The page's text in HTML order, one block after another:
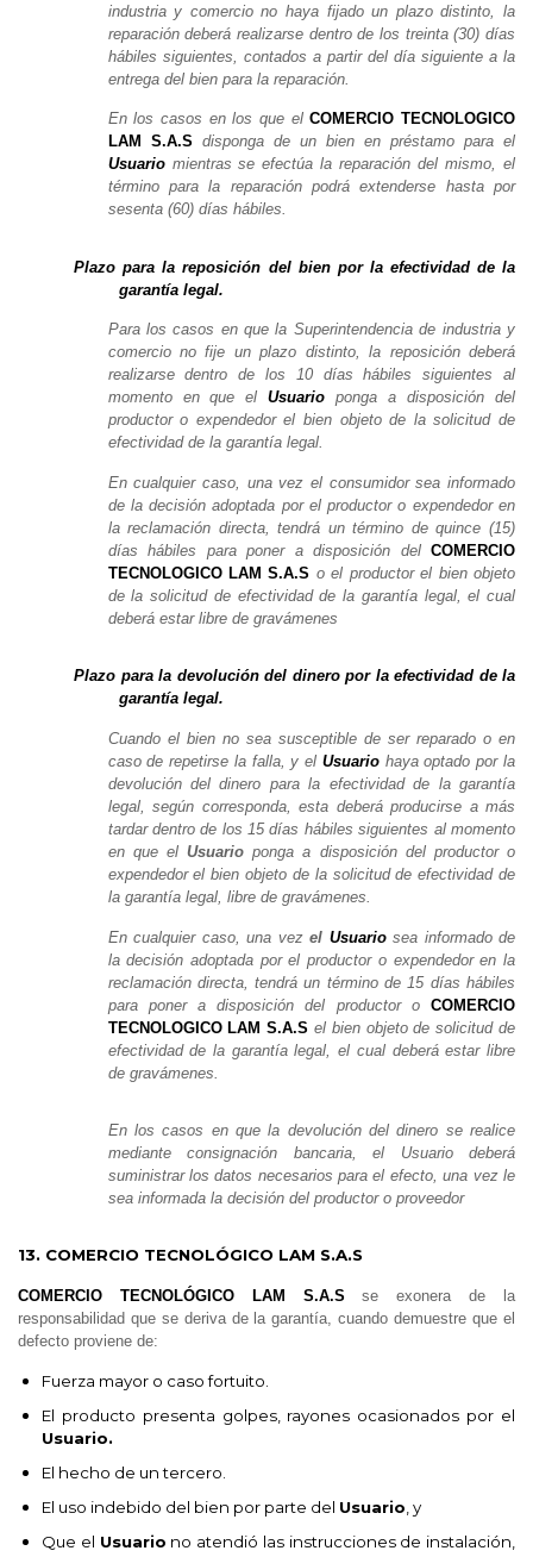
industria y comercio no haya fijado un plazo distinto, la
reparación deberá realizarse dentro de los treinta (30) días
hábiles siguientes, contados a partir del día siguiente a la
entrega del bien para la reparación.
En los casos en los que elCOMERCIO TECNOLOGICO
LAM S.A.S disponga de un bien en préstamo para el
Usuariomientras se efectúa la reparación del mismo, el
término para la reparación podrá extenderse hasta por
sesenta (60) días hábiles.
Plazo para la reposición del bien por la efectividad de la
garantía legal.
Para los casos en que la Superintendencia de industria y
comercio no fije un plazo distinto, la reposición deberá
realizarse dentro de los 10 días hábiles siguientes al
momento en que elUsuario ponga a disposición del
productor o expendedor el bien objeto de la solicitud de
efectividad de la garantía legal.
En cualquier caso, una vez el consumidor sea informado
de la decisión adoptada por el productor o expendedor en
la reclamación directa, tendrá un término de quince (15)
días hábiles para poner a disposición del COMERCIO
TECNOLOGICO LAM S.A.S o el productor el bien objeto
de la solicitud de efectividad de la garantía legal, el cual
deberá estar libre de gravámenes
Plazo para la devolución del dinero por la efectividad de la
garantía legal.
Cuando el bien no sea susceptible de ser reparado o en
caso de repetirse la falla, y el Usuario haya optado por la
devolución del dinero para la efectividad de la garantía
legal, según corresponda, esta deberá producirse a más
tardar dentro de los 15 días hábiles siguientes al momento
en que elUsuario ponga a disposición del productor o
expendedor el bien objeto de la solicitud de efectividad de
la garantía legal, libre de gravámenes.
En cualquier caso, una vezel Usuariosea informado de
la decisión adoptada por el productor o expendedor en la
reclamación directa, tendrá un término de 15 días hábiles
para poner a disposición del productor o COMERCIO
TECNOLOGICO LAM S.A.S el bien objeto de solicitud de
efectividad de la garantía legal, el cual deberá estar libre
de gravámenes.
En los casos en que la devolución del dinero se realice
mediante consignación bancaria, el Usuario deberá
suministrar los datos necesarios para el efecto, una vez le
sea informada la decisión del productor o proveedor
13. COMERCIO TECNOLÓGICO LAM S.A.S
COMERCIO TECNOLÓGICO LAM S.A.Sse exonera de la
responsabilidad que se deriva de la garantía, cuando demuestre que el
defecto proviene de:
Fuerza mayor o caso fortuito.
El producto presenta golpes, rayones ocasionados por el
Usuario.
El hecho de un tercero.
El uso indebido del bien por parte del Usuario , y
Que el Usuario no atendió las instrucciones de instalación,